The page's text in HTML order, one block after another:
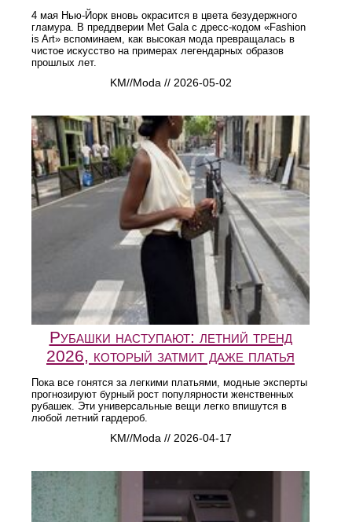
4 мая Нью-Йорк вновь окрасится в цвета безудержного
гламура. В преддверии Met Gala с дресс-кодом «Fashion
is Art» вспоминаем, как высокая мода превращалась в
чистое искусство на примерах легендарных образов
прошлых лет.
KM//Moda // 2026-05-02
Рубашки наступают: летний тренд
2026, который затмит даже платья
Пока все гонятся за легкими платьями, модные эксперты
прогнозируют бурный рост популярности женственных
рубашек. Эти универсальные вещи легко впишутся в
любой летний гардероб.
KM//Moda // 2026-04-17